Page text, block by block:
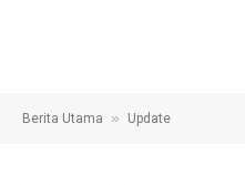
Berita Utama » Update